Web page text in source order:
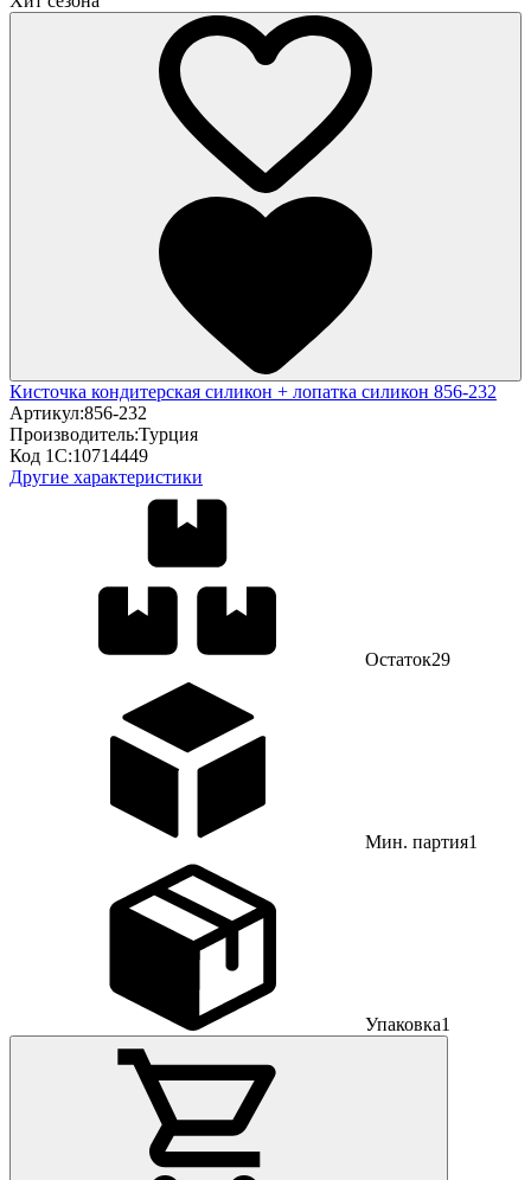
Кисточка кондитерская силикон + лопатка силикон 856-232
Артикул:856-232
Производитель:Турция
Код 1С:10714449
Другие характеристики
Остаток29
Мин. партия1
Упаковка1